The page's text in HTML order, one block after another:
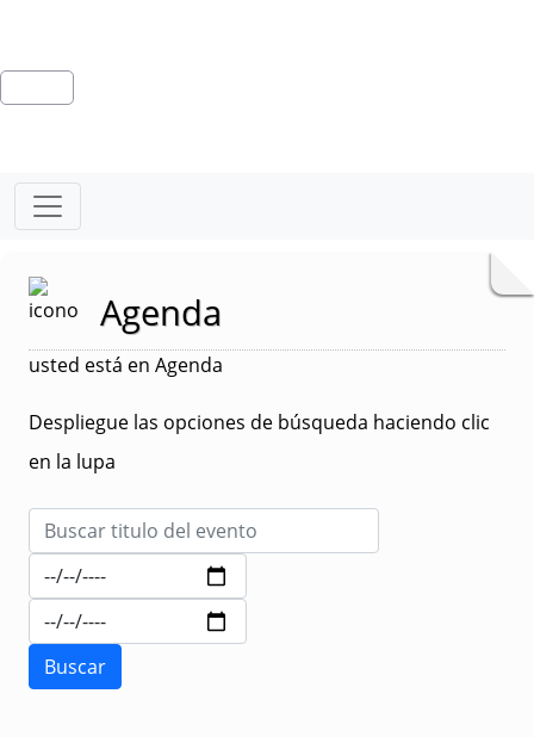
Agenda
usted está en Agenda
Despliegue las opciones de búsqueda haciendo clic
en la lupa